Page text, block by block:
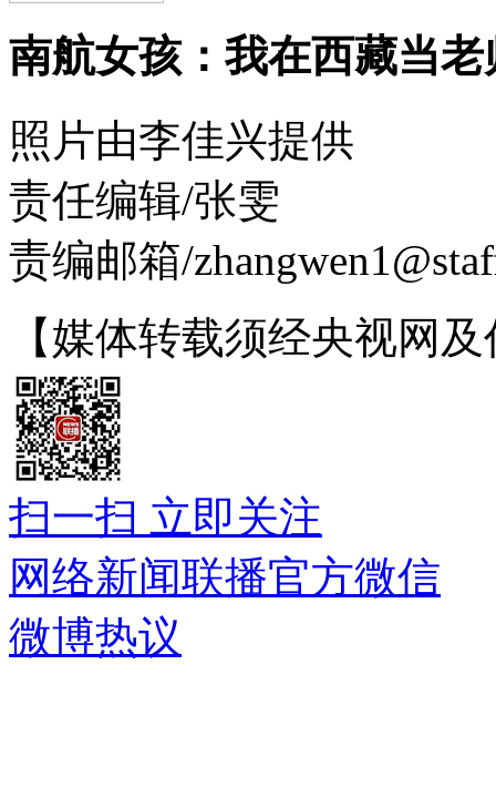
南航女孩：我在西藏当老
照片由李佳兴提供
责任编辑/张雯
责编邮箱/
【媒体转载须经央视网
扫一扫 立即关注
网络新闻联播官方微信
微博热议